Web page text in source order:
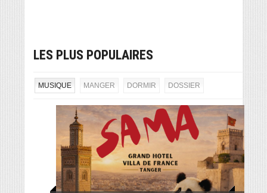
LES PLUS POPULAIRES
MUSIQUE MANGER DORMIR DOSSIER